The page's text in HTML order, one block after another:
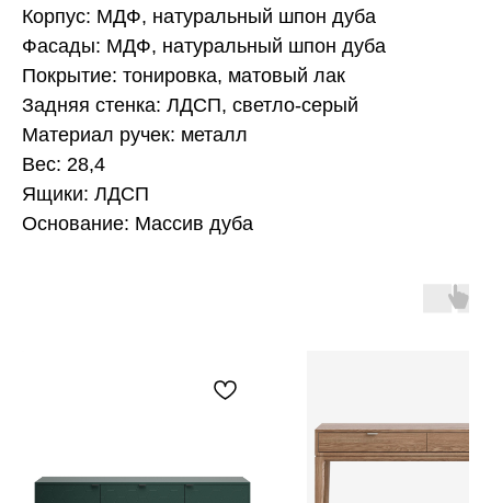
Корпус: МДФ, натуральный шпон дуба
Фасады: МДФ, натуральный шпон дуба
Покрытие: тонировка, матовый лак
Задняя стенка: ЛДСП, светло-серый
Материал ручек: металл
Вес: 28,4
Ящики: ЛДСП
Основание: Массив дуба